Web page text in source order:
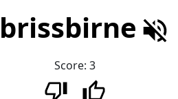
Score: 3